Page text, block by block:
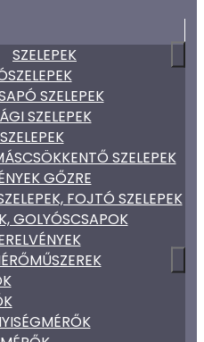
SZELEPEK
SZELEPEK
SZELEPEK
SZELEPEK
GŐZRE
FOJTÓ SZELEPEK
GOLYÓSCSAPOK